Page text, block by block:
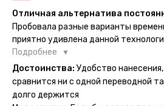
Отличная альтернатива
Пробовала разные варианты
приятно удивлена данной
настоящие, и не тускнеют больше
на контакты с водой! На сайте
тематике и размерам, быстрая
очередного рисунка у меня на руке
Подробнее
Достоинства: Удобство
сравнится ни с одной переводной
долго держится